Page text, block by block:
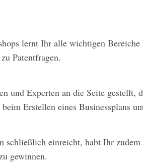
lernt Ihr alle wichtigen Bereiche
Patentfragen.
und Experten an die Seite gestellt,
Erstellen eines Businessplans
schließlich einreicht, habt Ihr
gewinnen.